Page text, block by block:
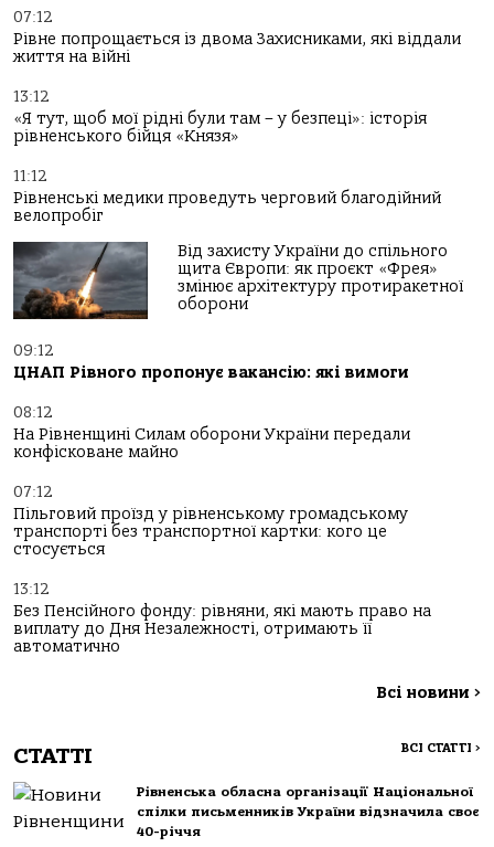
07:12
Рівне попрощається із двома Захисниками, які віддали
життя на війні
13:12
«Я тут, щоб мої рідні були там – у безпеці»: історія
рівненського бійця «Князя»
11:12
Рівненські медики проведуть черговий благодійний
велопробіг
Від захисту України до спільного
щита Європи: як проєкт «Фрея»
змінює архітектуру протиракетної
оборони
09:12
ЦНАП Рівного пропонує вакансію: які вимоги
08:12
На Рівненщині Силам оборони України передали
конфісковане майно
07:12
Пільговий проїзд у рівненському громадському
транспорті без транспортної картки: кого це
стосується
13:12
Без Пенсійного фонду: рівняни, які мають право на
виплату до Дня Незалежності, отримають її
автоматично
Всі новини >
СТАТТІ ВСІ СТАТТІ >
Рівненська обласна організації Національної
спілки письменників України відзначила своє
40-річчя